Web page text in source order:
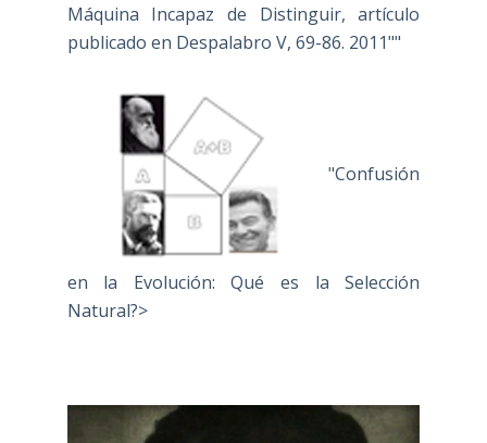
Máquina Incapaz de Distinguir, artículo
publicado en Despalabro V, 69-86. 2011""
"Confusión
en la Evolución: Qué es la Selección
Natural?>